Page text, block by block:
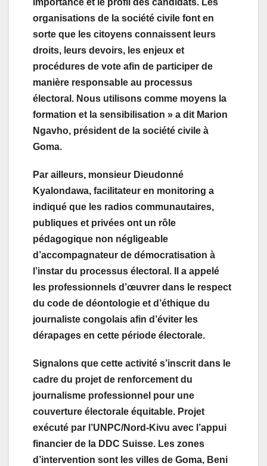
importance et le profil des candidats. Les
organisations de la société civile font en
sorte que les citoyens connaissent leurs
droits, leurs devoirs, les enjeux et
procédures de vote afin de participer de
manière responsable au processus
électoral. Nous utilisons comme moyens la
formation et la sensibilisation » a dit Marion
Ngavho, président de la société civile à
Goma.
Par ailleurs, monsieur Dieudonné
Kyalondawa, facilitateur en monitoring a
indiqué que les radios communautaires,
publiques et privées ont un rôle
pédagogique non négligeable
d’accompagnateur de démocratisation à
l’instar du processus électoral. Il a appelé
les professionnels d’œuvrer dans le respect
du code de déontologie et d’éthique du
journaliste congolais afin d’éviter les
dérapages en cette période électorale.
Signalons que cette activité s’inscrit dans le
cadre du projet de renforcement du
journalisme professionnel pour une
couverture électorale équitable. Projet
exécuté par l’UNPC/Nord-Kivu avec l’appui
financier de la DDC Suisse. Les zones
d’intervention sont les villes de Goma, Beni